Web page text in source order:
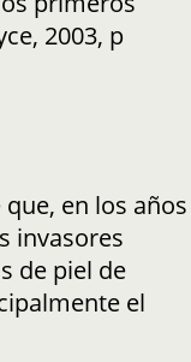
2003, p
en los años
invasores
de piel de
el